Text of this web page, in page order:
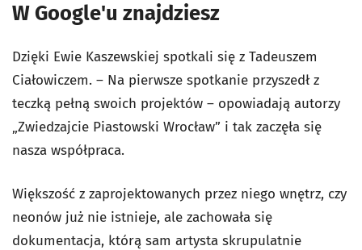
W Google'u znajdziesz
Dzięki Ewie Kaszewskiej spotkali się z Tadeuszem
Ciałowiczem. – Na pierwsze spotkanie przyszedł z
teczką pełną swoich projektów – opowiadają autorzy
„Zwiedzajcie Piastowski Wrocław” i tak zaczęła się
nasza współpraca.
Większość z zaprojektowanych przez niego wnętrz, czy
neonów już nie istnieje, ale zachowała się
dokumentacja, którą sam artysta skrupulatnie